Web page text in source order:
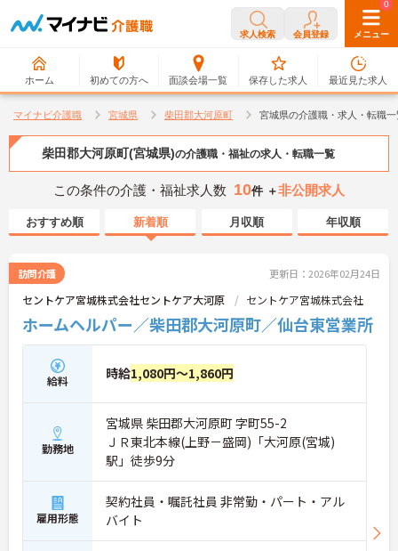
求人検索 会員登録 メニュー
ホーム 初めての方へ 面談会場一覧
0
保存した求人
0
最近見た求人
マイナビ介護職 宮城県 柴田郡大河原町 宮城県の介護職・求人・転職一
柴田郡大河原町(宮城県)の介護職・福祉の求人・転職一覧
この条件の介護・福祉求人数 10件 ＋非公開求人
おすすめ順 新着順 月収順 年収順
訪問介護 更新日：2026年02月24日
セントケア宮城株式会社セントケア大河原 セントケア宮城株式会社
ホームヘルパー／柴田郡大河原町／仙台東営業所
給料 時給1,080円～1,860円
勤務地
宮城県 柴田郡大河原町 字町55-2
ＪＲ東北本線(上野－盛岡)「大河原(宮城)
駅」徒歩9分
雇用形態
契約社員・嘱託社員 非常勤・パート・アル
バイト